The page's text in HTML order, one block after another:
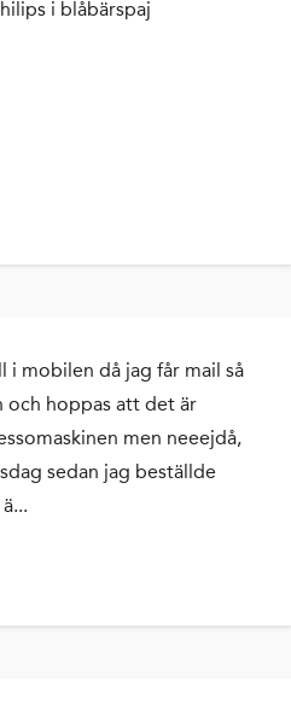
i blåbärspaj
i mobilen då jag får mail så
och hoppas att det är
men neeejdå,
sedan jag beställde